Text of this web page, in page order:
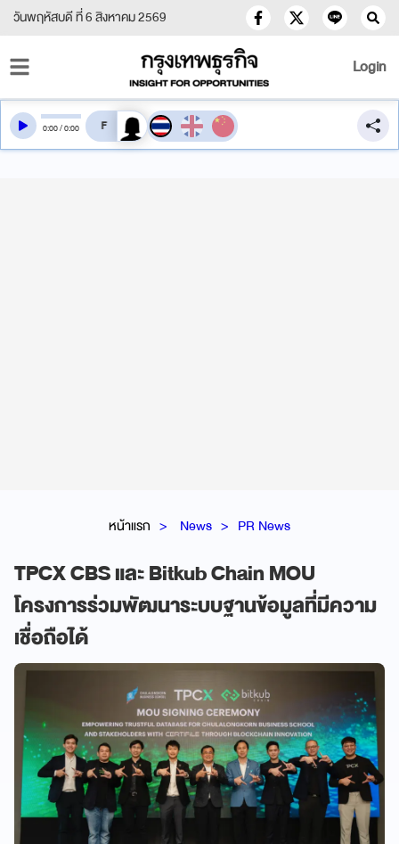
วันพฤหัสบดี ที่ 6 สิงหาคม 2569
Login
หน้าแรก News PR News
TPCX CBS และ Bitkub Chain MOU
โครงการร่วมพัฒนาระบบฐานข้อมูลที่มีความ
เชื่อถือได้
0:00/0:00 สลับเสียงอ่าน